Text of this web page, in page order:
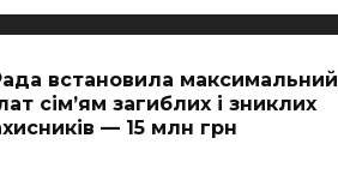
встановила максимальний
сім’ям загиблих і зниклих
— 15 млн грн